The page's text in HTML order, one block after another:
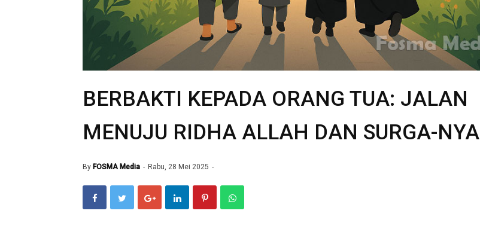
BERBAKTI KEPADA ORANG TUA: JALAN
MENUJU RIDHA ALLAH DAN SURGA-NYA
By FOSMA Media Rabu, 28 Mei 2025